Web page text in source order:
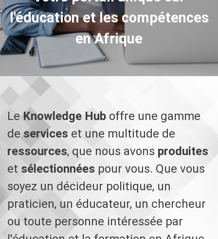
l'éducation et les compétences
en Afrique
LeKnowledge Hub offre une gamme
de services et une multitude de
ressources, que nous avons produites
et sélectionnées pour vous. Que vous
soyez un décideur politique, un
praticien, un éducateur, un chercheur
ou toute personne intéressée par